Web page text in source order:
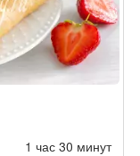
1 час 30 минут